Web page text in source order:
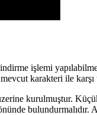
işlemi
karakteri ile karşı
kurulmuştur.
bulundurmalıdır.